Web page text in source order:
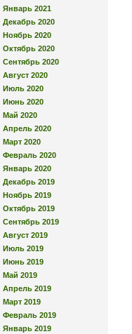
Январь 2021
Декабрь 2020
Ноябрь 2020
Октябрь 2020
Сентябрь 2020
Август 2020
Июль 2020
Июнь 2020
Май 2020
Апрель 2020
Март 2020
Февраль 2020
Январь 2020
Декабрь 2019
Ноябрь 2019
Октябрь 2019
Сентябрь 2019
Август 2019
Июль 2019
Июнь 2019
Май 2019
Апрель 2019
Март 2019
Февраль 2019
Январь 2019